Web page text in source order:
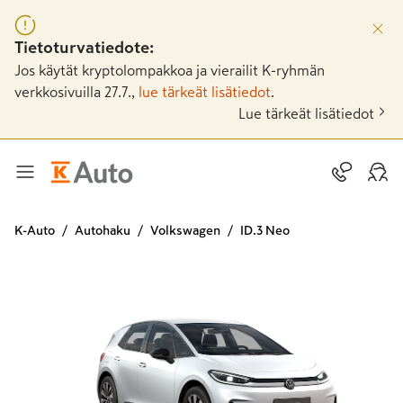
Tietoturvatiedote:
Jos käytät kryptolompakkoa ja vierailit K-ryhmän
verkkosivuilla 27.7.,
lue tärkeät lisätiedot
Lue tärkeät lisätiedot
K-Auto Autohaku Volkswagen ID.3 Neo